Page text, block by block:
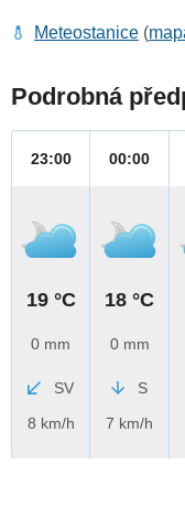
Meteostanice (
Podrobná
23:00
19 °C
0 mm
SV
8 km/h
00:00
18 °C
0 mm
S
7 km/h